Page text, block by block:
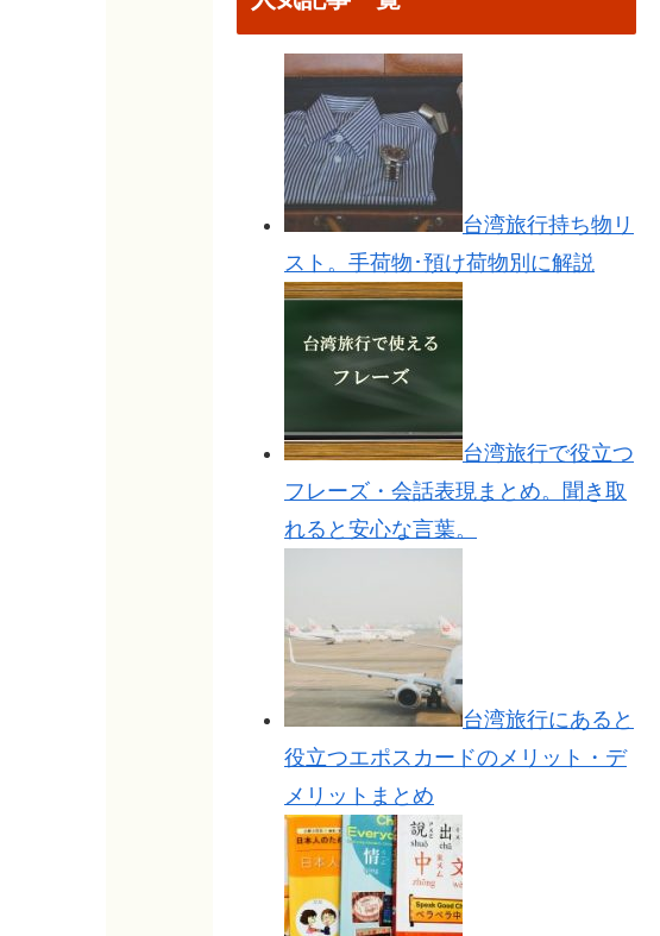
台湾旅行持ち物リ
スト。手荷物･預け荷物別に解説
台湾旅行で役立つ
フレーズ・会話表現まとめ。聞き取
れると安心な言葉。
台湾旅行にあると
役立つエポスカードのメリット・デ
メリットまとめ